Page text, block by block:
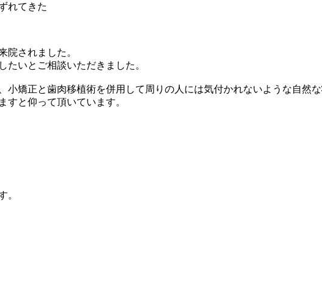
れてきた
院されました。
いとご相談いただきました。
矯正と歯肉移植術を併用して周りの人には気付かれないような自然な
すと仰って頂いています。
。